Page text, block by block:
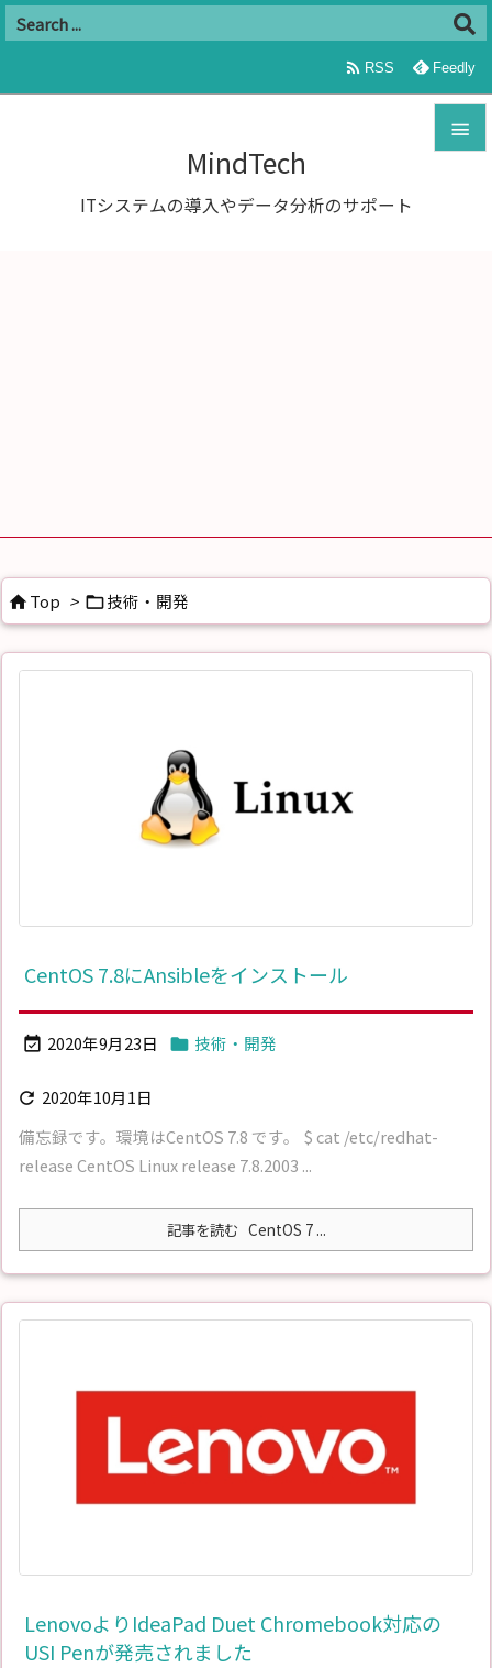
MindTech
ITシステムの導入やデータ分析のサポート

 RSS Feedly
 Top > 技術・開発
CentOS 7.8にAnsibleをインストール
 2020年9月23日  技術・開発
 2020年10月1日
備忘録です。環境はCentOS 7.8 です。 $ cat /etc/redhat-
release CentOS Linux release 7.8.2003 ...
記事を読む CentOS 7 ...
LenovoよりIdeaPad Duet Chromebook対応の
USI Penが発売されました